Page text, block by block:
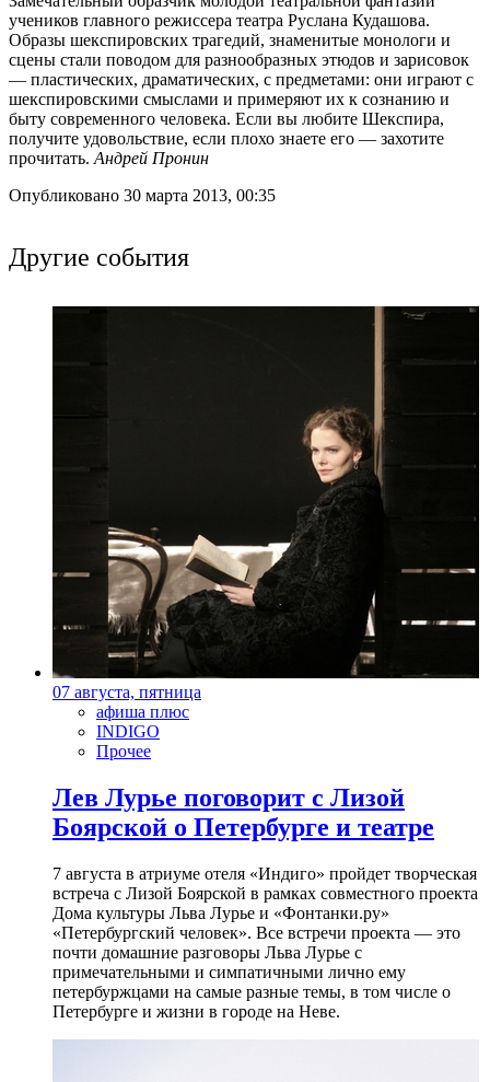
учеников главного режиссера театра Руслана Кудашова.
Образы шекспировских трагедий, знаменитые монологи и
сцены стали поводом для разнообразных этюдов и зарисовок
— пластических, драматических, с предметами: они играют с
шекспировскими смыслами и примеряют их к сознанию и
быту современного человека. Если вы любите Шекспира,
получите удовольствие, если плохо знаете его — захотите
прочитать. Андрей Пронин
Опубликовано 30 марта 2013, 00:35
Другие события
07 августа, пятница
афиша плюс
INDIGO
Прочее
Лев Лурье поговорит с Лизой
Боярской о Петербурге и театре
7 августа в атриуме отеля «Индиго» пройдет творческая
встреча с Лизой Боярской в рамках совместного проекта
Дома культуры Льва Лурье и «Фонтанки.ру»
«Петербургский человек». Все встречи проекта — это
почти домашние разговоры Льва Лурье с
примечательными и симпатичными лично ему
петербуржцами на самые разные темы, в том числе о
Петербурге и жизни в городе на Неве.